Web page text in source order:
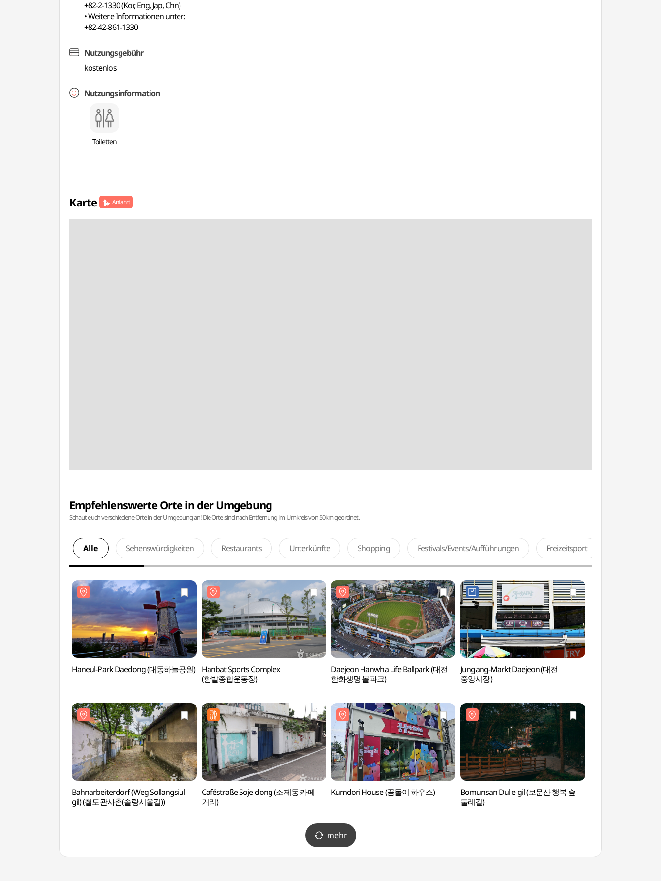
+82-2-1330 (Kor, Eng, Jap, Chn)
• Weitere Informationen unter:
+82-42-861-1330
Nutzungsgebühr
kostenlos
Nutzungsinformation
Toiletten
Karte Anfahrt
Empfehlenswerte Orte in der Umgebung
Schaut euch verschiedene Orte in der Umgebung an! Die Orte sind nach Entfernung im Umkreis von 50km geordnet.
Alle Sehenswürdigkeiten Restaurants Unterkünfte Shopping Festivals/Events/Aufführungen Freizeitsport
Haneul-Park Daedong (대동하늘공원)
Hanbat Sports Complex
(한밭종합운동장)
Daejeon Hanwha Life Ballpark (대전
한화생명 볼파크)
Jungang-Markt Daejeon (대전
중앙시장)
Bahnarbeiterdorf (Weg Sollangsiul-
gil) (철도관사촌(솔랑시울길))
Caféstraße Soje-dong (소제동 카페
거리)
Kumdori House (꿈돌이 하우스)
Bomunsan Dulle-gil (보문산 행복 숲
둘레길)
mehr